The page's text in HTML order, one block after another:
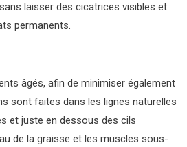
laisser des cicatrices visibles et
permanents.
âgés, afin de minimiser également
sont faites dans les lignes naturelles
et juste en dessous des cils
de la graisse et les muscles sous-